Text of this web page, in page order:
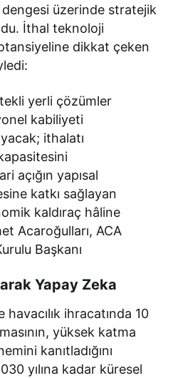
üzerinde stratejik
İthal teknoloji
dikkat çeken
yerli çözümler
kabiliyeti
ithalatı
açığın yapısal
katkı sağlayan
kaldıraç hâline
Acaroğulları, ACA
Başkanı
Yapay Zeka
ihracatında 10
yüksek katma
kanıtladığını
yılına kadar küresel